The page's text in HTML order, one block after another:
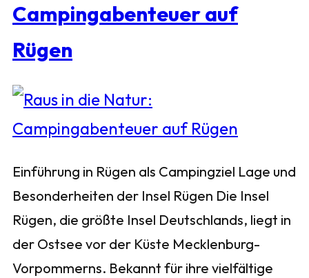
Campingabenteuer auf
Rügen
Einführung in Rügen als Campingziel Lage und
Besonderheiten der Insel Rügen Die Insel
Rügen, die größte Insel Deutschlands, liegt in
der Ostsee vor der Küste Mecklenburg-
Vorpommerns. Bekannt für ihre vielfältige